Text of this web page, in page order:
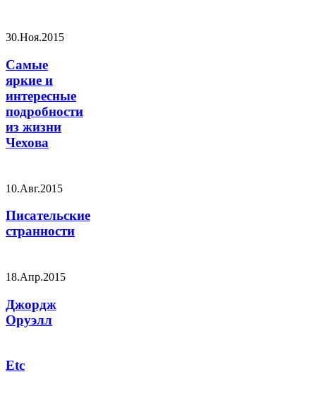
30.Ноя.2015
Самые
яркие и
интересные
подробности
из жизни
Чехова
10.Авг.2015
Писательские
странности
18.Апр.2015
Джордж
Оруэлл
Etc